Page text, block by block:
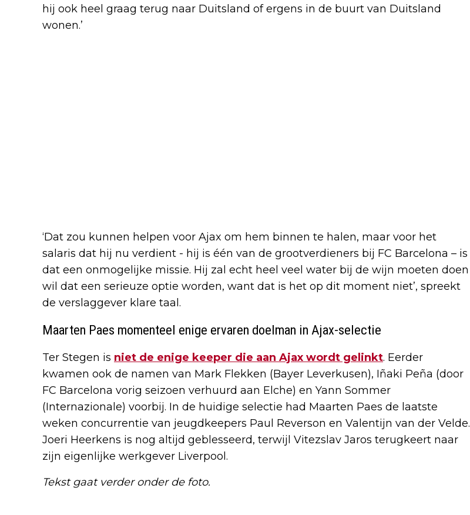
hij ook heel graag terug naar Duitsland of ergens in de buurt van Duitsland
wonen.’
‘Dat zou kunnen helpen voor Ajax om hem binnen te halen, maar voor het
salaris dat hij nu verdient - hij is één van de grootverdieners bij FC Barcelona – is
dat een onmogelijke missie. Hij zal echt heel veel water bij de wijn moeten doen
wil dat een serieuze optie worden, want dat is het op dit moment niet’, spreekt
de verslaggever klare taal.
Maarten Paes momenteel enige ervaren doelman in Ajax-selectie
Ter Stegen is niet de enige keeper die aan Ajax wordt gelinkt. Eerder
kwamen ook de namen van Mark Flekken (Bayer Leverkusen), Iñaki Peña (door
FC Barcelona vorig seizoen verhuurd aan Elche) en Yann Sommer
(Internazionale) voorbij. In de huidige selectie had Maarten Paes de laatste
weken concurrentie van jeugdkeepers Paul Reverson en Valentijn van der Velde.
Joeri Heerkens is nog altijd geblesseerd, terwijl Vitezslav Jaros terugkeert naar
zijn eigenlijke werkgever Liverpool.
Tekst gaat verder onder de foto.